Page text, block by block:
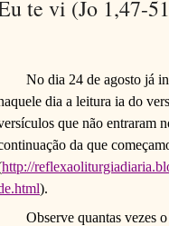
te vi (Jo 1,47-
No dia 24 de agosto já
dia a leitura ia do
que não entraram
da que
http://
).
Observe quantas vezes